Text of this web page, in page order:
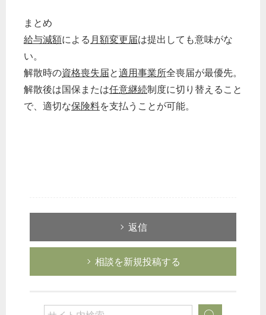
まとめ
給与減額による 月額変更届は提出しても意味がな
い。
解散時の資格喪失届と適用事業所全喪届が最優先。
解散後は国保または任意継続制度に切り替えること
で、適切な保険料を支払うことが可能。
返信
相談を新規投稿する